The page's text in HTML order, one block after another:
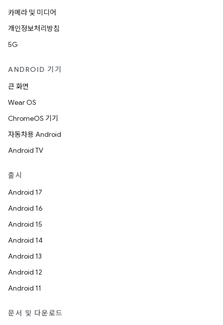
카메라 및 미디어
개인정보처리방침
5G
ANDROID 기기
큰 화면
Wear OS
ChromeOS 기기
자동차용 Android
Android TV
출시
Android 17
Android 16
Android 15
Android 14
Android 13
Android 12
Android 11
문서 및 다운로드